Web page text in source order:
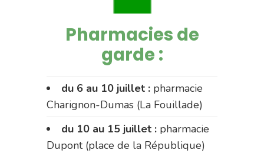
Pharmacies de
garde :
du 6 au 10 juillet : pharmacie
Charignon-Dumas (La Fouillade)
du 10 au 15 juillet : pharmacie
Dupont (place de la République)